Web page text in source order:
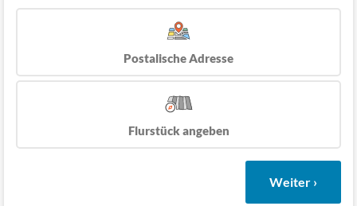
Postalische Adresse
Flurstück angeben
Weiter ›